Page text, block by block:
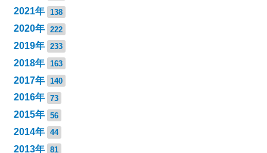
2021年 138
2020年 222
2019年 233
2018年 163
2017年 140
2016年 73
2015年 56
2014年 44
2013年 81